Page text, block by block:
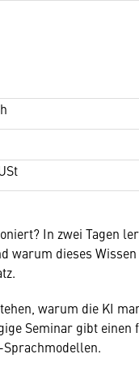
In zwei Tagen
warum dieses
warum die KI
Seminar gibt einen